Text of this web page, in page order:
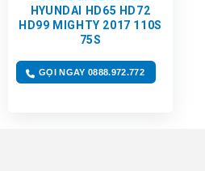
HYUNDAI HD65 HD72
HD99 MIGHTY 2017 110S
75S
GỌI NGAY 0888.972.772